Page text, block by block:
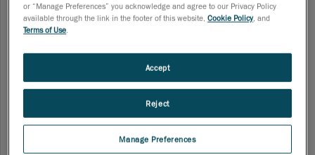
06/25/2026
非破壊検査（NDT）ソリューション: 方程式から
11/18/2025
or “Manage Preferences” you acknowledge and agree to our Privacy Policy
available through the link in the footer of this website,Cookie Policy, and
Terms of Use.
Manage Preferences
Reject
Accept